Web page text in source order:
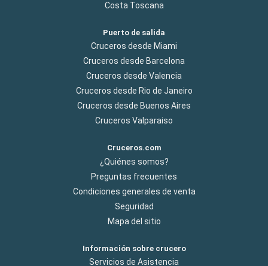
Costa Toscana
Puerto de salida
Cruceros desde Miami
Cruceros desde Barcelona
Cruceros desde Valencia
Cruceros desde Rio de Janeiro
Cruceros desde Buenos Aires
Cruceros Valparaiso
Cruceros.com
¿Quiénes somos?
Preguntas frecuentes
Condiciones generales de venta
Seguridad
Mapa del sitio
Información sobre crucero
Servicios de Asistencia